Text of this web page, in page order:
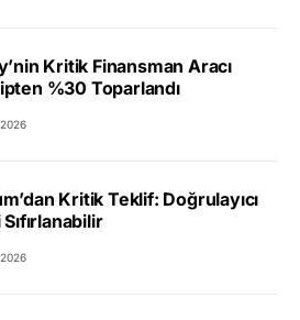
Kritik Finansman Aracı
%30 Toparlandı
Kritik Teklif: Doğrulayıcı